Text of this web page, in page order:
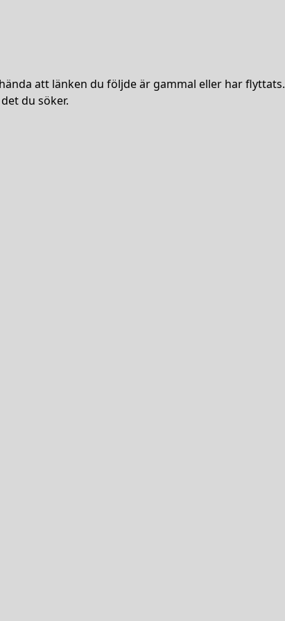
att länken du följde är gammal eller har flyttats.
du söker.